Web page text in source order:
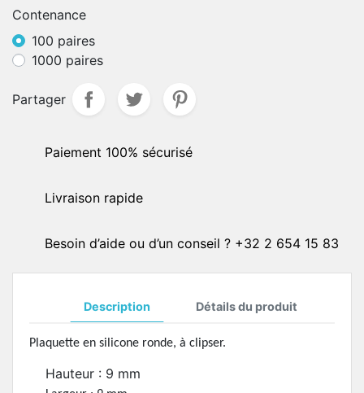
Contenance
100 paires
1000 paires
Partager
Paiement 100% sécurisé
Livraison rapide
Besoin d’aide ou d’un conseil ? +32 2 654 15 83
Description Détails du produit
Plaquette en silicone ronde, à clipser.
Hauteur : 9 mm